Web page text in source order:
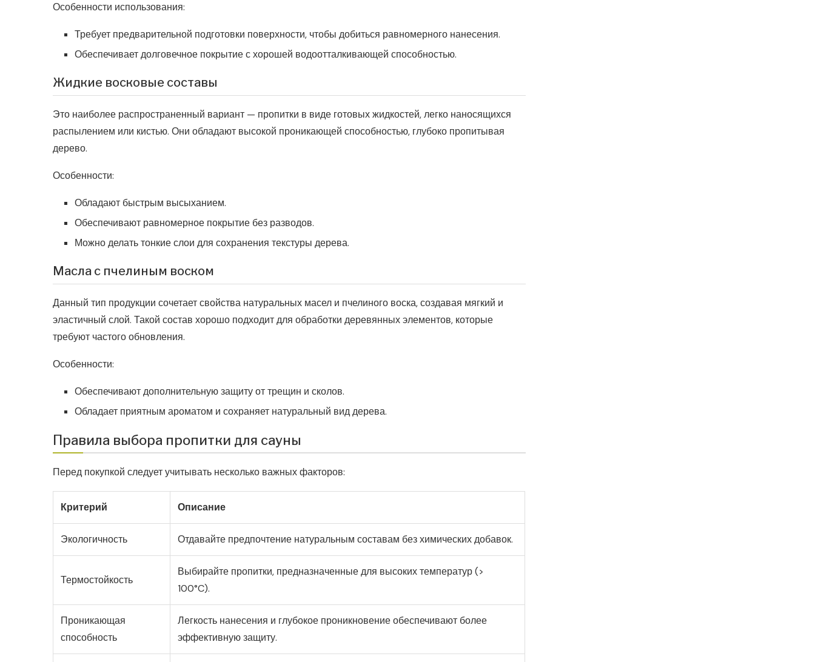
Особенности использования:
Требует предварительной подготовки поверхности, чтобы добиться равномерного нанесения.
Обеспечивает долговечное покрытие с хорошей водоотталкивающей способностью.
Жидкие восковые составы
Это наиболее распространенный вариант — пропитки в виде готовых жидкостей, легко наносящихся
распылением или кистью. Они обладают высокой проникающей способностью, глубоко пропитывая
дерево.
Особенности:
Обладают быстрым высыханием.
Обеспечивают равномерное покрытие без разводов.
Можно делать тонкие слои для сохранения текстуры дерева.
Масла с пчелиным воском
Данный тип продукции сочетает свойства натуральных масел и пчелиного воска, создавая мягкий и
эластичный слой. Такой состав хорошо подходит для обработки деревянных элементов, которые
требуют частого обновления.
Особенности:
Обеспечивают дополнительную защиту от трещин и сколов.
Обладает приятным ароматом и сохраняет натуральный вид дерева.
Правила выбора пропитки для сауны
Перед покупкой следует учитывать несколько важных факторов:
Критерий Описание
Экологичность Отдавайте предпочтение натуральным составам без химических добавок.
Термостойкость
Выбирайте пропитки, предназначенные для высоких температур (>
100°C).
Проникающая
способность
Легкость нанесения и глубокое проникновение обеспечивают более
эффективную защиту.